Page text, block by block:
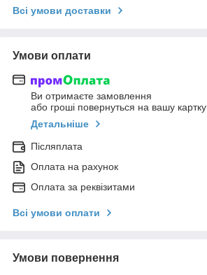
Всі умови доставки
Умови оплати
Ви отримаєте замовлення
або гроші повернуться на вашу картку
Детальніше
Післяплата
Оплата на рахунок
Оплата за реквізитами
Всі умови оплати
Умови повернення